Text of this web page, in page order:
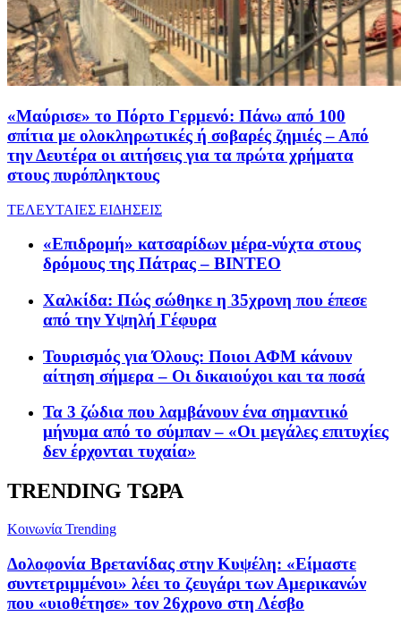
«Μαύρισε» το Πόρτο Γερμενό: Πάνω από 100
σπίτια με ολοκληρωτικές ή σοβαρές ζημιές – Από
την Δευτέρα οι αιτήσεις για τα πρώτα χρήματα
στους πυρόπληκτους
ΤΕΛΕΥΤΑΙΕΣ ΕΙΔΗΣΕΙΣ
«Επιδρομή» κατσαρίδων μέρα-νύχτα στους
δρόμους της Πάτρας – ΒΙΝΤΕΟ
Χαλκίδα: Πώς σώθηκε η 35χρονη που έπεσε
από την Υψηλή Γέφυρα
Τουρισμός για Όλους: Ποιοι ΑΦΜ κάνουν
αίτηση σήμερα – Οι δικαιούχοι και τα ποσά
Τα 3 ζώδια που λαμβάνουν ένα σημαντικό
μήνυμα από το σύμπαν – «Οι μεγάλες επιτυχίες
δεν έρχονται τυχαία»
TRENDING ΤΩΡΑ
Κοινωνία Trending
Δολοφονία Βρετανίδας στην Κυψέλη: «Είμαστε
συντετριμμένοι» λέει το ζευγάρι των Αμερικανών
που «υιοθέτησε» τον 26χρονο στη Λέσβο